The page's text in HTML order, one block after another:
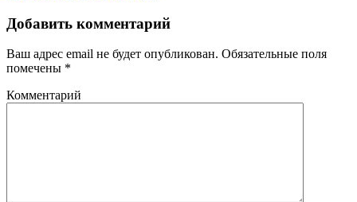
Добавить комментарий
Ваш адрес email не будет опубликован. Обязательные поля
помечены *
Комментарий